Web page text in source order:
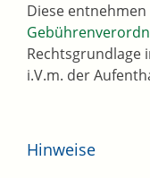
Diese
Rechtsgrundlage
i.V.m. der
Hinweise